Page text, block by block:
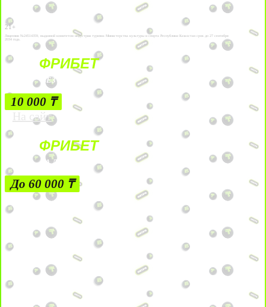
21+
Лицензии №24514359, выданной комитетом индустрии туризма Министерства культуры и спорта Республики Казахстан срок до 27 сентября
2034 года.
ФРИБЕТ
БЕЗ УСЛОВИЙ
10 000 ₸
На сайт
ФРИБЕТ
ЗА ДЕПОЗИТЫ
До 60 000 ₸